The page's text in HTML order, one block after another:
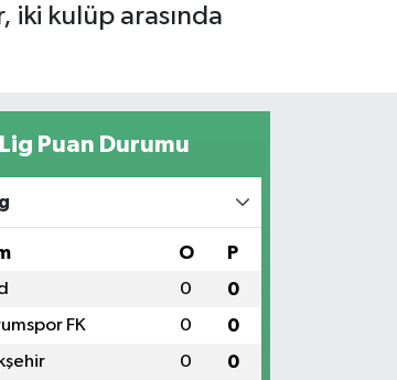
iki kulüp arasında
Puan Durumu
O P
0 0
FK 0 0
0 0